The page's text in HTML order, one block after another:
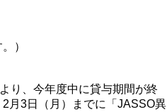
）
り、今年度中に貸与期間が終
月3日（月）までに「JASSO異